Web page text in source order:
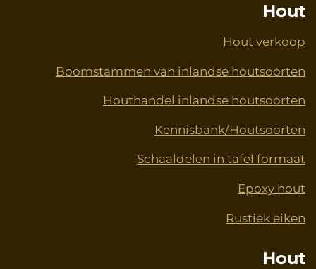
Hout
Hout verkoop
Boomstammen van inlandse houtsoorten
Houthandel inlandse houtsoorten
Kennisbank/Houtsoorten
Schaaldelen in tafel formaat
Epoxy hout
Rustiek eiken
Hout